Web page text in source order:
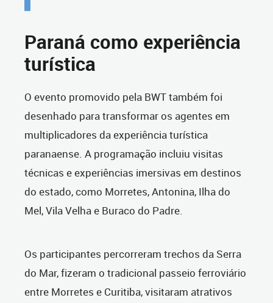
Paraná como experiência
turística
O evento promovido pela BWT também foi
desenhado para transformar os agentes em
multiplicadores da experiência turística
paranaense. A programação incluiu visitas
técnicas e experiências imersivas em destinos
do estado, como Morretes, Antonina, Ilha do
Mel, Vila Velha e Buraco do Padre.
Os participantes percorreram trechos da Serra
do Mar, fizeram o tradicional passeio ferroviário
entre Morretes e Curitiba, visitaram atrativos